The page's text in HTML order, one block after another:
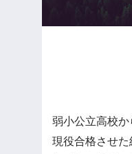
弱小公立高校
現役合格させ